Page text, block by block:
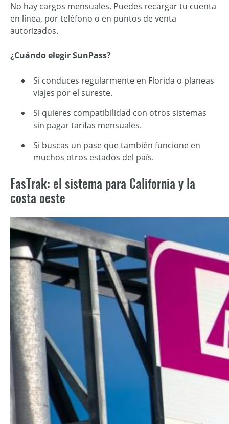
No hay cargos mensuales. Puedes recargar tu cuenta
en línea, por teléfono o en puntos de venta
autorizados.
¿Cuándo elegir SunPass?
Si conduces regularmente en Florida o planeas
viajes por el sureste.
Si quieres compatibilidad con otros sistemas
sin pagar tarifas mensuales.
Si buscas un pase que también funcione en
muchos otros estados del país.
FasTrak: el sistema para California y la
costa oeste